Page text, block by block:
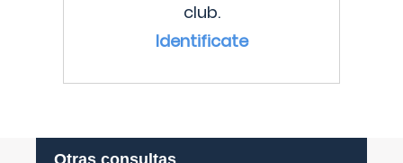
club.
Identificate
Otras consultas